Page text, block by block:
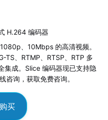
H.264 编码器
、10Mbps 的高清视频。
TS、RTMP、RTSP、RTP 多
集成。Slice 编码器现已支持隐
咨询，获取免费咨询。
买